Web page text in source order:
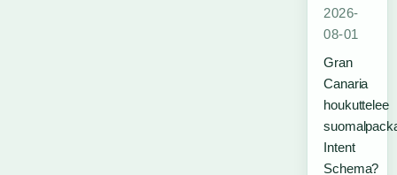
2026-
08-01
Gran
Canaria
houkuttelee
Intent
Schema?